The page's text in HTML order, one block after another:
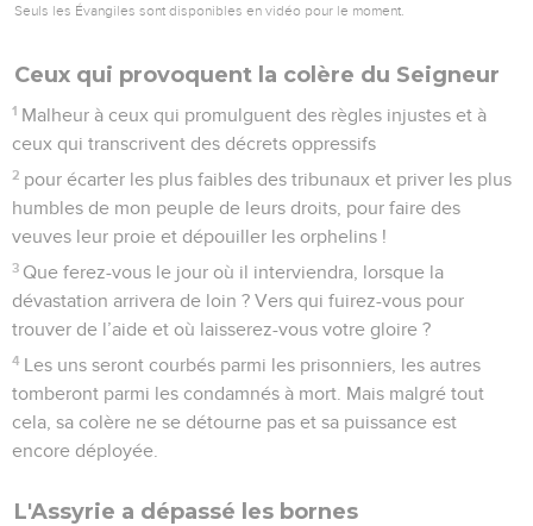
Seuls les Évangiles sont disponibles en vidéo pour le moment.
Ceux qui provoquent la colère du Seigneur
1 Malheur à ceux qui promulguent des règles injustes et à
ceux qui transcrivent des décrets oppressifs
2 pour écarter les plus faibles des tribunaux et priver les plus
humbles de mon peuple de leurs droits, pour faire des
veuves leur proie et dépouiller les orphelins !
3 Que ferez-vous le jour où il interviendra, lorsque la
dévastation arrivera de loin ? Vers qui fuirez-vous pour
trouver de l’aide et où laisserez-vous votre gloire ?
4 Les uns seront courbés parmi les prisonniers, les autres
tomberont parmi les condamnés à mort. Mais malgré tout
cela, sa colère ne se détourne pas et sa puissance est
encore déployée.
L'Assyrie a dépassé les bornes